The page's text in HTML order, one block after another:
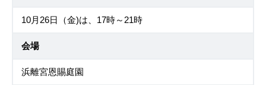
10月26日（金)は、17時～21時
会場
浜離宮恩賜庭園